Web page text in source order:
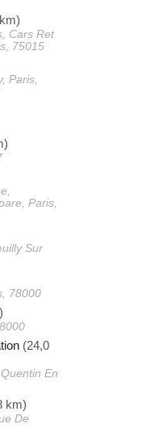
Cars Ret
75015
Paris,
Paris,
Sur
78000
(24,0
En
km)
De